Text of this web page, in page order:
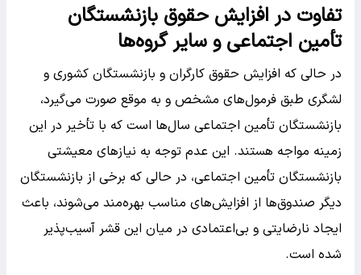
تفاوت در افزایش حقوق بازنشستگان
تأمین اجتماعی و سایر گروه‌ها
در حالی که افزایش حقوق کارگران و بازنشستگان کشوری و
لشگری طبق فرمول‌های مشخص و به موقع صورت می‌گیرد،
بازنشستگان تأمین اجتماعی سال‌ها است که با تأخیر در این
زمینه مواجه هستند. این عدم توجه به نیازهای معیشتی
بازنشستگان تأمین اجتماعی، در حالی که برخی از بازنشستگان
دیگر صندوق‌ها از افزایش‌های مناسب بهره‌مند می‌شوند، باعث
ایجاد نارضایتی و بی‌اعتمادی در میان این قشر آسیب‌پذیر
شده است.